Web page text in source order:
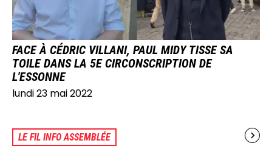
FACE À CÉDRIC VILLANI, PAUL MIDY TISSE SA
TOILE DANS LA 5E CIRCONSCRIPTION DE
L'ESSONNE
lundi 23 mai 2022
LE FIL INFO ASSEMBLÉE